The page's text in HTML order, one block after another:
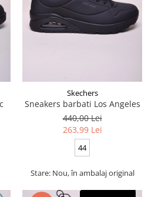
Skechers
Sneakers barbati Los Angeles
440,00 Lei
263,99 Lei
44
Stare: Nou, în ambalaj original